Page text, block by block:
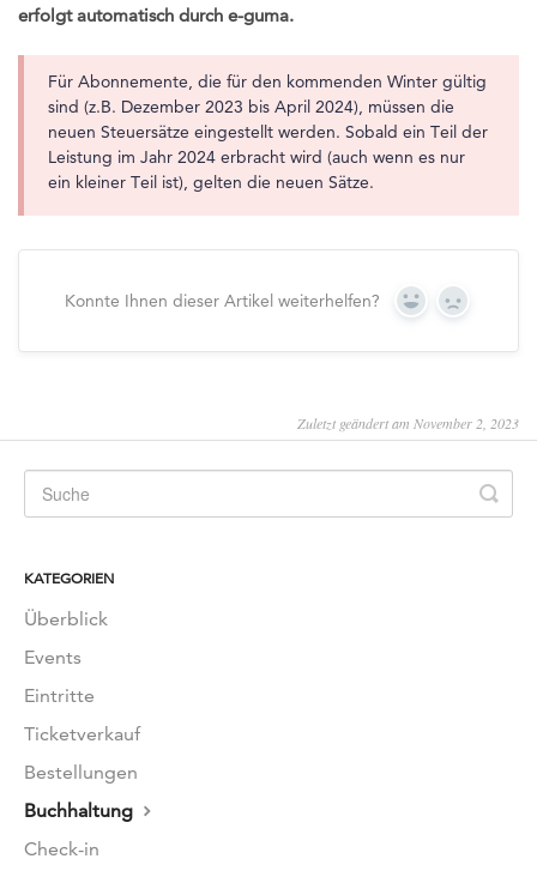
erfolgt automatisch durch e-guma.
Für Abonnemente, die für den kommenden Winter gültig
sind (z.B. Dezember 2023 bis April 2024), müssen die
neuen Steuersätze eingestellt werden. Sobald ein Teil der
Leistung im Jahr 2024 erbracht wird (auch wenn es nur
ein kleiner Teil ist), gelten die neuen Sätze.
Konnte Ihnen dieser Artikel weiterhelfen? Yes No
Zuletzt geändert am November 2, 2023
KATEGORIEN
Überblick
Events
Eintritte
Ticketverkauf
Bestellungen
Buchhaltung
Check-in